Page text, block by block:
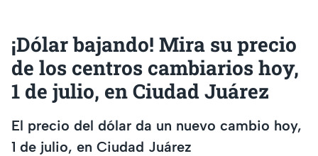
¡Dólar bajando! Mira su precio
de los centros cambiarios hoy,
1 de julio, en Ciudad Juárez
El precio del dólar da un nuevo cambio hoy,
1 de julio, en Ciudad Juárez